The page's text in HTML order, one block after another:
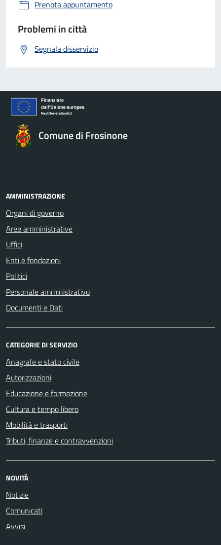
Prenota appuntamento
Problemi in città
Segnala disservizio
Comune di Frosinone
AMMINISTRAZIONE
Organi di governo
Aree amministrative
Uffici
Enti e fondazioni
Politici
Personale amministrativo
Documenti e Dati
CATEGORIE DI SERVIZIO
Anagrafe e stato civile
Autorizzazioni
Educazione e formazione
Cultura e tempo libero
Mobilità e trasporti
Tributi, finanze e contravvenzioni
NOVITÀ
Notizie
Comunicati
Avvisi